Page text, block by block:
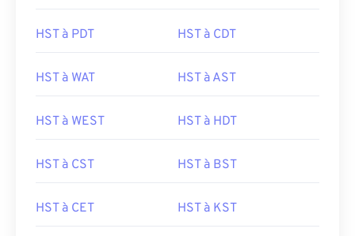
HST à PDT HST à CDT
HST à WAT HST à AST
HST à WEST HST à HDT
HST à CST HST à BST
HST à CET HST à KST